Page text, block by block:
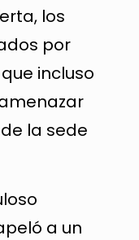
los
por
incluso
la sede
a un